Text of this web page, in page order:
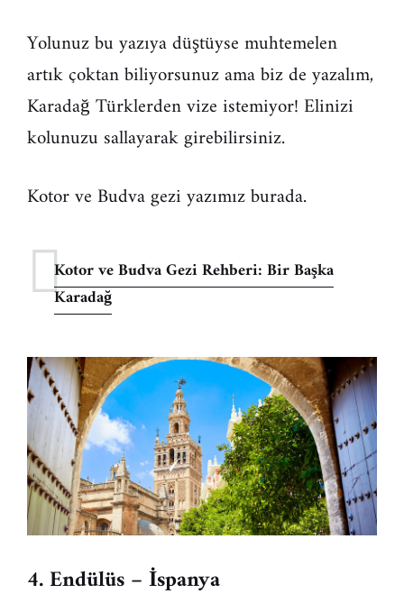
Yolunuz bu yazıya düştüyse muhtemelen
artık çoktan biliyorsunuz ama biz de yazalım,
Karadağ Türklerden vize istemiyor! Elinizi
kolunuzu sallayarak girebilirsiniz.
Kotor ve Budva gezi yazımız burada.
Kotor ve Budva Gezi Rehberi: Bir Başka
Karadağ
4. Endülüs – İspanya